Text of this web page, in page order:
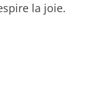
la joie.